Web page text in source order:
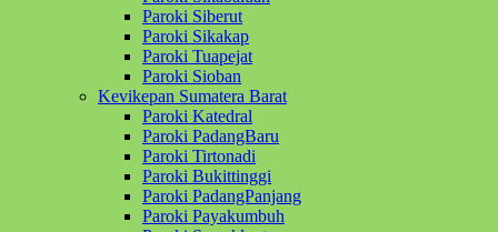
Paroki Siberut
Paroki Sikakap
Paroki Tuapejat
Paroki Sioban
Kevikepan Sumatera Barat
Paroki Katedral
Paroki PadangBaru
Paroki Tirtonadi
Paroki Bukittinggi
Paroki PadangPanjang
Paroki Payakumbuh